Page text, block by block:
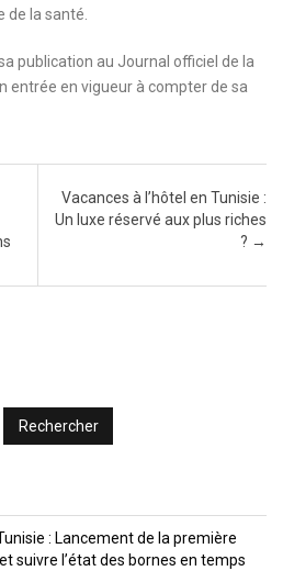
de la santé.
publication au Journal officiel de la
entrée en vigueur à compter de sa
Vacances à l’hôtel en Tunisie :
Un luxe réservé aux plus riches
? →
: Lancement de la première
suivre l’état des bornes en temps